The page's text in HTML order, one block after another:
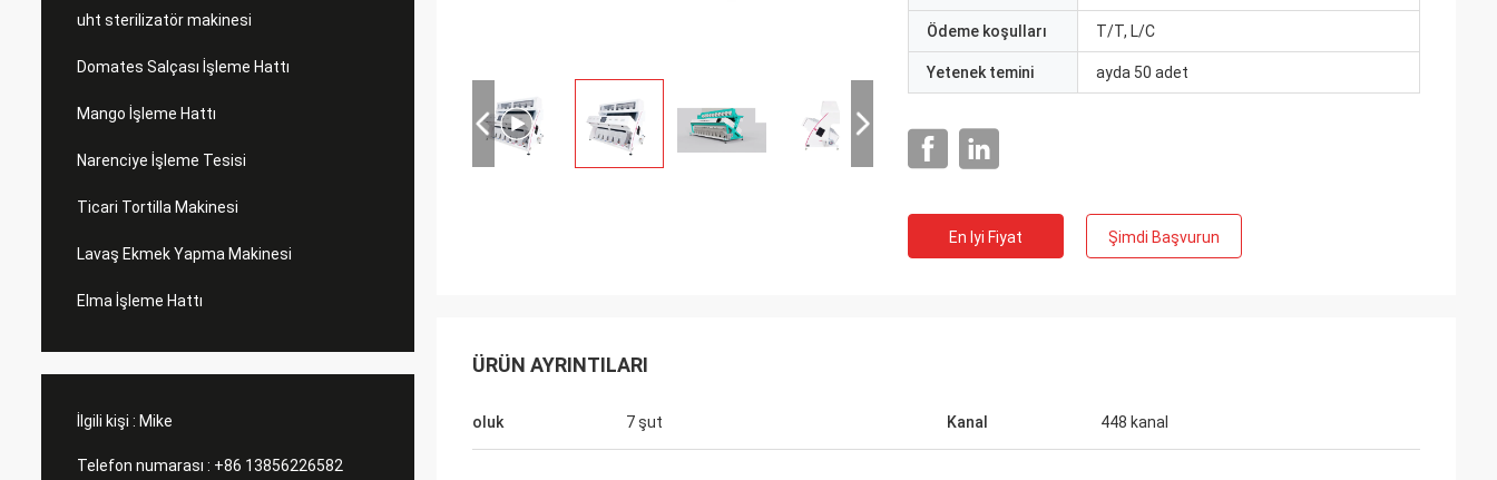
uht sterilizatör makinesi
Domates Salçası İşleme Hattı
Mango İşleme Hattı
Narenciye İşleme Tesisi
Ticari Tortilla Makinesi
Lavaş Ekmek Yapma Makinesi
Elma İşleme Hattı
İlgili kişi : Mike
Telefon numarası : +86 13856226582
Ödeme koşulları T/T, L/C
Yetenek temini ayda 50 adet
En Iyi Fiyat Şimdi Başvurun
ÜRÜN AYRINTILARI
oluk 7 şut Kanal 448 kanal